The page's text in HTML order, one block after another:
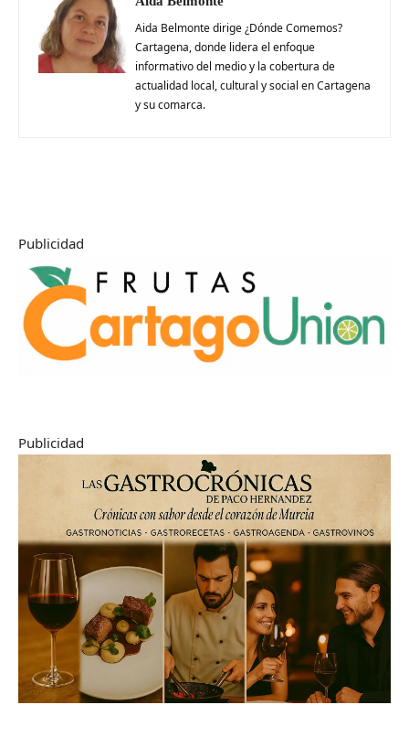
Aida Belmonte dirige ¿Dónde Comemos?
Cartagena, donde lidera el enfoque
informativo del medio y la cobertura de
actualidad local, cultural y social en Cartagena
y su comarca.
Publicidad
Publicidad